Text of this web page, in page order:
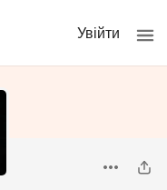
Увійти